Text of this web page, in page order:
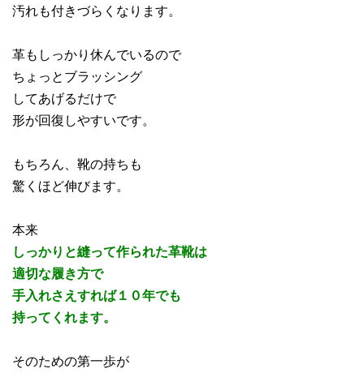
汚れも付きづらくなります。
革もしっかり休んでいるので
ちょっとブラッシング
してあげるだけで
形が回復しやすいです。
もちろん、靴の持ちも
驚くほど伸びます。
本来
しっかりと縫って作られた革靴は
適切な履き方で
手入れさえすれば１０年でも
持ってくれます。
そのための第一歩が